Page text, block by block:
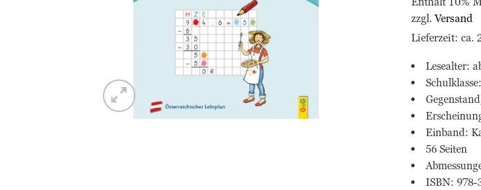
zzgl.Versand
Lieferzeit: ca.
Lesealter:
Einband:
56 Seiten
ISBN: 978-